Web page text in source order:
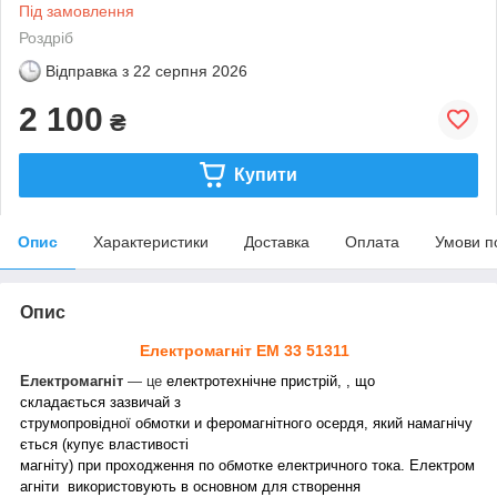
Під замовлення
Роздріб
Відправка з 22 серпня 2026
2 100 ₴
Купити
Опис Характеристики Доставка Оплата Умови
Опис
Електромагніт ЕМ 33 51311
Електромагніт — це електротехнічне пристрій, , що
складається зазвичай з
струмопровідної обмотки и феромагнітного осердя, який намагнічу
ється (купує властивості
магніту) при проходження по обмотке електричного тока. Електром
агніти використовують в основном для створення